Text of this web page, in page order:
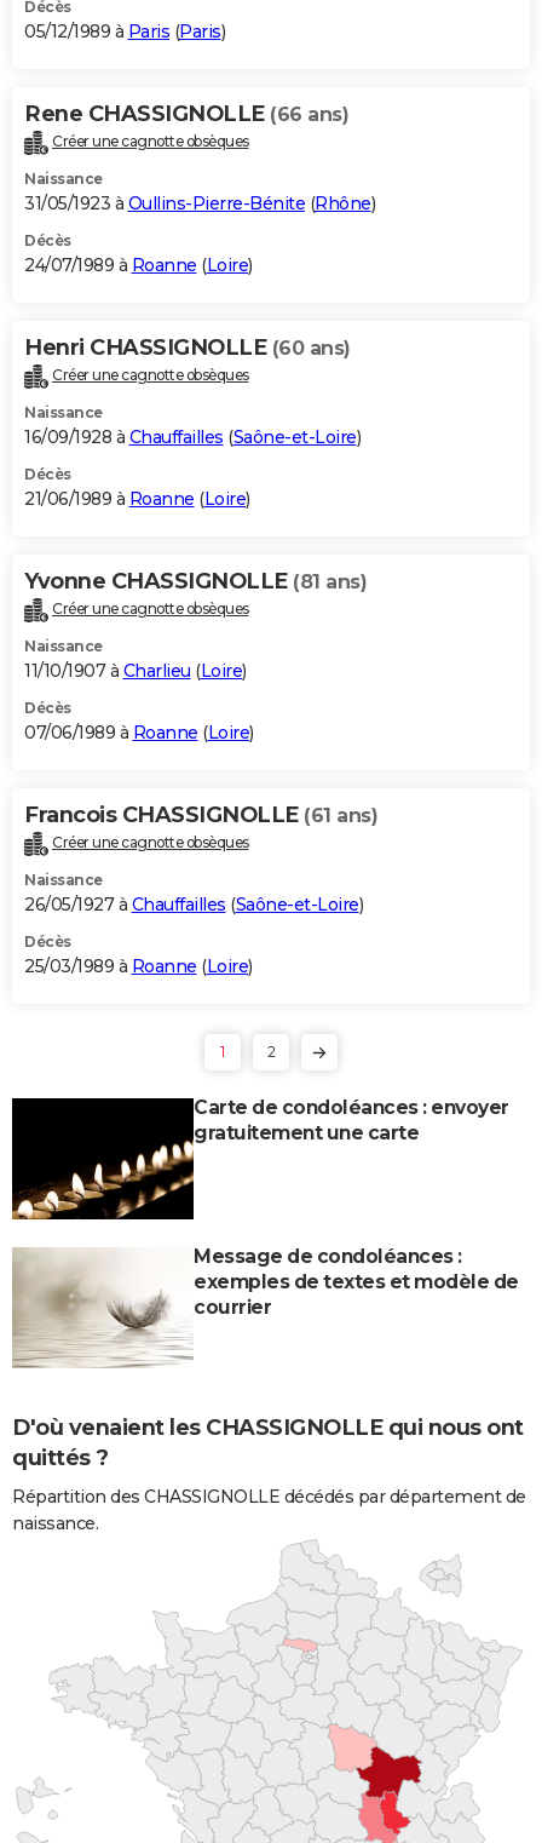
Décès
05/12/1989 à Paris (Paris)
Rene CHASSIGNOLLE (66 ans)
Créer une cagnotte obsèques
Naissance
31/05/1923 à Oullins-Pierre-Bénite (Rhône)
Décès
24/07/1989 à Roanne (Loire)
Henri CHASSIGNOLLE (60 ans)
Créer une cagnotte obsèques
Naissance
16/09/1928 à Chauffailles (Saône-et-Loire)
Décès
21/06/1989 à Roanne (Loire)
Yvonne CHASSIGNOLLE (81 ans)
Créer une cagnotte obsèques
Naissance
11/10/1907 à Charlieu (Loire)
Décès
07/06/1989 à Roanne (Loire)
Francois CHASSIGNOLLE (61 ans)
Créer une cagnotte obsèques
Naissance
26/05/1927 à Chauffailles (Saône-et-Loire)
Décès
25/03/1989 à Roanne (Loire)
1 2
Carte de condoléances : envoyer
gratuitement une carte
Message de condoléances :
exemples de textes et modèle de
courrier
D'où venaient les CHASSIGNOLLE qui nous ont
quittés ?
Répartition des CHASSIGNOLLE décédés par département de
naissance.